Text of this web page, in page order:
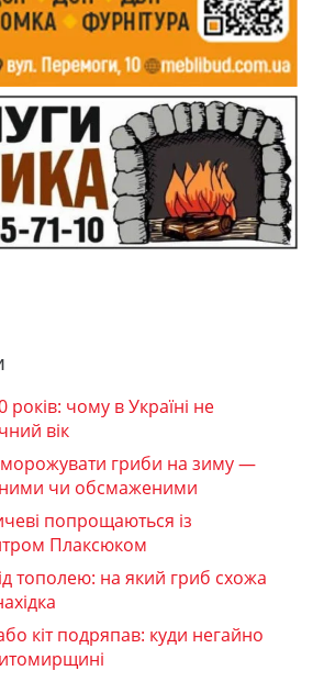
років: чому в Україні не
вік
гриби на зиму —
чи обсмаженими
попрощаються із
Плаксюком
тополею: на який гриб схожа
кіт подряпав: куди негайно